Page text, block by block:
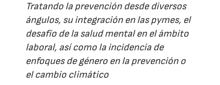
Tratando la prevención desde diversos
ángulos, su integración en las pymes, el
desafío de la salud mental en el ámbito
laboral, así como la incidencia de
enfoques de género en la prevención o
el cambio climático